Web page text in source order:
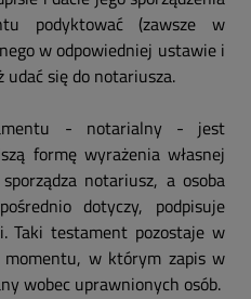
podyktować (zawsze w
w odpowiedniej ustawie i
się do notariusza.
- notarialny - jest
formę wyrażenia własnej
notariusz, a osoba
dotyczy, podpisuje
Taki testament pozostaje w
w którym zapis w
wobec uprawnionych osób.